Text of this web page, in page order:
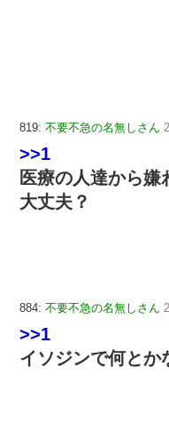
819: 不要不急の名無しさん
>>1
医療の人達から嫌
大丈夫？
884: 不要不急の名無しさん
>>1
イソジンで何とか